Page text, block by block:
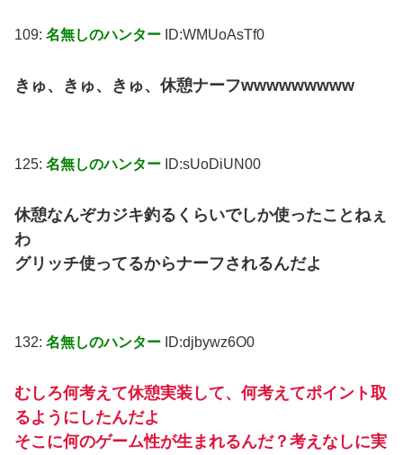
109: 名無しのハンター ID:WMUoAsTf0
きゅ、きゅ、きゅ、休憩ナーフwwwwwwwww
125: 名無しのハンター ID:sUoDiUN00
休憩なんぞカジキ釣るくらいでしか使ったことねぇ
わ
グリッチ使ってるからナーフされるんだよ
132: 名無しのハンター ID:djbywz6O0
むしろ何考えて休憩実装して、何考えてポイント取
るようにしたんだよ
そこに何のゲーム性が生まれるんだ？考えなしに実